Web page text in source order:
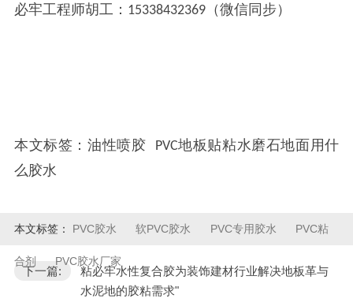
必牢工程师胡工： 15338432369（微信同步）
本文标签：油性喷胶 PVC地板贴粘水磨石地面用什
么胶水
本文标签： PVC胶水 软PVC胶水 PVC专用胶水 PVC粘
合剂 PVC胶水厂家
下一篇:
粘必牢水性复合胶为装饰建材行业解决地板革与
水泥地的胶粘需求"